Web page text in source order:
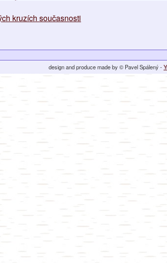
kruzích současnosti
design and produce made by © Pavel Spálený -